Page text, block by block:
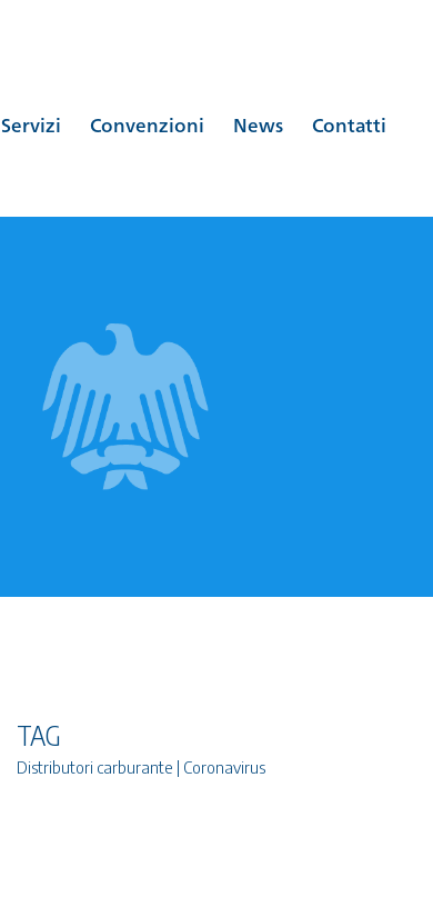
Servizi Convenzioni News Contatti
TAG
Distributori carburante | Coronavirus